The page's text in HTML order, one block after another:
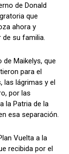
de Donald
que
ahora y
de su familia.
de Maikelys, que
para el
las lágrimas y el
por las
la Patria de la
esa separación.
Vuelta a la
recibida por el